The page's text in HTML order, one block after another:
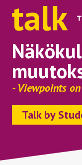
- Viewpoints
Talk by